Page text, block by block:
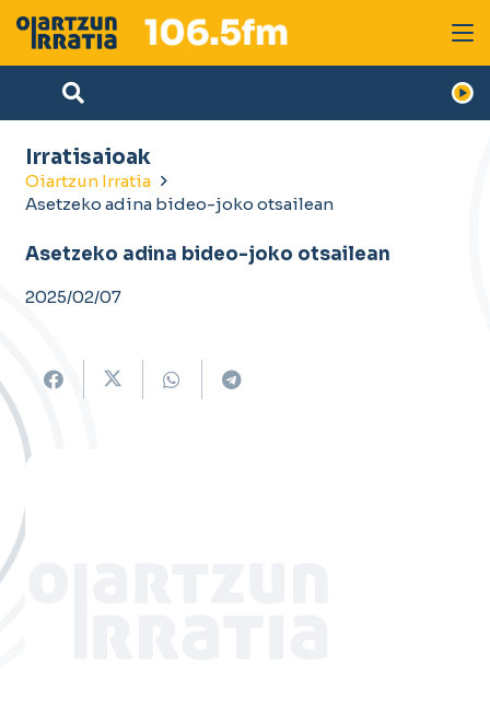
Irratisaioak
Oiartzun Irratia
Asetzeko adina bideo-joko otsailean
Asetzeko adina bideo-joko otsailean
2025/02/07